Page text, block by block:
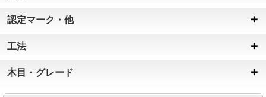
認定マーク・他
工法
木目・グレード